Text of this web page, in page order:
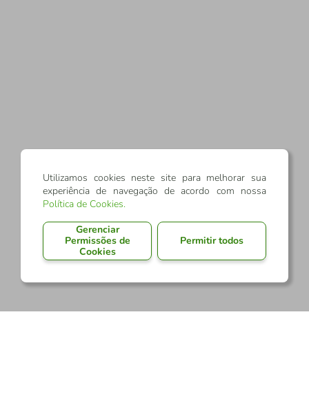
Utilizamos cookies neste site para melhorar sua
experiência de navegação de acordo com nossa
Política de Cookies.
Gerenciar
Permissões de
Cookies
Permitir todos